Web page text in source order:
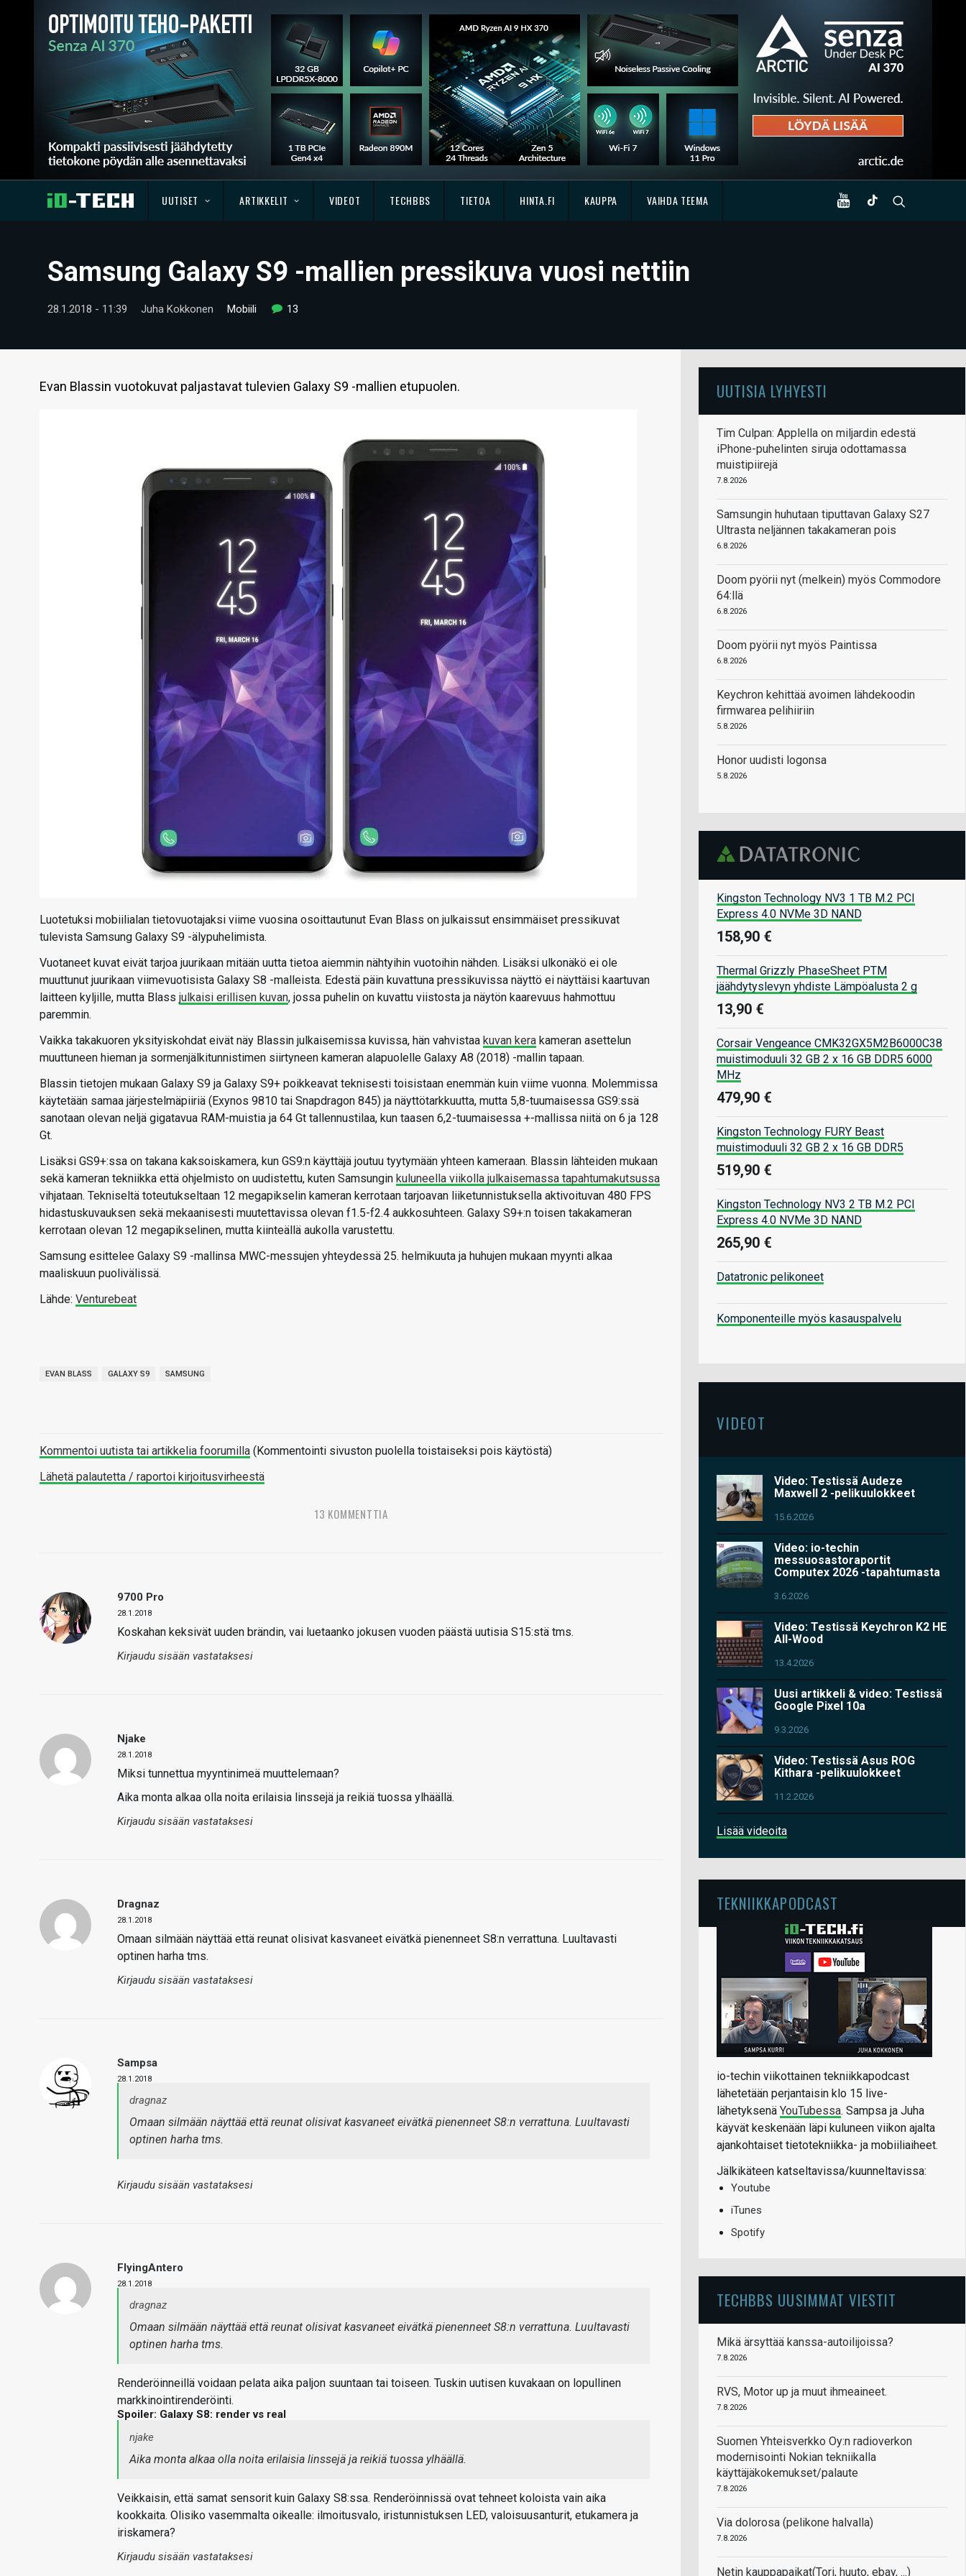
UUTISET ARTIKKELIT VIDEOT TECHBBS TIETOA HINTA.FI KAUPPA VAIHDA TEEMA
Samsung Galaxy S9 -mallien pressikuva vuosi nettiin
28.1.2018 - 11:39 Juha Kokkonen Mobiili 13
Evan Blassin vuotokuvat paljastavat tulevien Galaxy S9 -mallien etupuolen.
Luotetuksi mobiilialan tietovuotajaksi viime vuosina osoittautunut Evan Blass on julkaissut ensimmäiset pressikuvat
tulevista Samsung Galaxy S9 -älypuhelimista.
Vuotaneet kuvat eivät tarjoa juurikaan mitään uutta tietoa aiemmin nähtyihin vuotoihin nähden. Lisäksi ulkonäkö ei ole
muuttunut juurikaan viimevuotisista Galaxy S8 -malleista. Edestä päin kuvattuna pressikuvissa näyttö ei näyttäisi kaartuvan
laitteen kyljille, mutta Blass julkaisi erillisen kuvan, jossa puhelin on kuvattu viistosta ja näytön kaarevuus hahmottuu
paremmin.
Vaikka takakuoren yksityiskohdat eivät näy Blassin julkaisemissa kuvissa, hän vahvistaa kuvan kera kameran asettelun
muuttuneen hieman ja sormenjälkitunnistimen siirtyneen kameran alapuolelle Galaxy A8 (2018) -mallin tapaan.
Blassin tietojen mukaan Galaxy S9 ja Galaxy S9+ poikkeavat teknisesti toisistaan enemmän kuin viime vuonna. Molemmissa
käytetään samaa järjestelmäpiiriä (Exynos 9810 tai Snapdragon 845) ja näyttötarkkuutta, mutta 5,8-tuumaisessa GS9:ssä
sanotaan olevan neljä gigatavua RAM-muistia ja 64 Gt tallennustilaa, kun taasen 6,2-tuumaisessa +-mallissa niitä on 6 ja 128
Gt.
Lisäksi GS9+:ssa on takana kaksoiskamera, kun GS9:n käyttäjä joutuu tyytymään yhteen kameraan. Blassin lähteiden mukaan
sekä kameran tekniikka että ohjelmisto on uudistettu, kuten Samsungin kuluneella viikolla julkaisemassa tapahtumakutsussa
vihjataan. Tekniseltä toteutukseltaan 12 megapikselin kameran kerrotaan tarjoavan liiketunnistuksella aktivoituvan 480 FPS
hidastuskuvauksen sekä mekaanisesti muutettavissa olevan f1.5-f2.4 aukkosuhteen. Galaxy S9+:n toisen takakameran
kerrotaan olevan 12 megapikselinen, mutta kiinteällä aukolla varustettu.
Samsung esittelee Galaxy S9 -mallinsa MWC-messujen yhteydessä 25. helmikuuta ja huhujen mukaan myynti alkaa
maaliskuun puolivälissä.
Lähde: Venturebeat
EVAN BLASS GALAXY S9 SAMSUNG
Kommentoi uutista tai artikkelia foorumilla (Kommentointi sivuston puolella toistaiseksi pois käytöstä)
Lähetä palautetta / raportoi kirjoitusvirheestä
13 KOMMENTTIA
9700 Pro
28.1.2018
Koskahan keksivät uuden brändin, vai luetaanko jokusen vuoden päästä uutisia S15:stä tms.
Kirjaudu sisään vastataksesi
Njake
28.1.2018
Miksi tunnettua myyntinimeä muuttelemaan?
Aika monta alkaa olla noita erilaisia linssejä ja reikiä tuossa ylhäällä.
Kirjaudu sisään vastataksesi
Dragnaz
28.1.2018
Omaan silmään näyttää että reunat olisivat kasvaneet eivätkä pienenneet S8:n verrattuna. Luultavasti
optinen harha tms.
Kirjaudu sisään vastataksesi
Sampsa
28.1.2018
dragnaz
Omaan silmään näyttää että reunat olisivat kasvaneet eivätkä pienenneet S8:n verrattuna. Luultavasti
optinen harha tms.
Kirjaudu sisään vastataksesi
FlyingAntero
28.1.2018
dragnaz
Omaan silmään näyttää että reunat olisivat kasvaneet eivätkä pienenneet S8:n verrattuna. Luultavasti
optinen harha tms.
Renderöinneillä voidaan pelata aika paljon suuntaan tai toiseen. Tuskin uutisen kuvakaan on lopullinen
markkinointirenderöinti.
Spoiler: Galaxy S8: render vs real
njake
Aika monta alkaa olla noita erilaisia linssejä ja reikiä tuossa ylhäällä.
Veikkaisin, että samat sensorit kuin Galaxy S8:ssa. Renderöinnissä ovat tehneet koloista vain aika
kookkaita. Olisiko vasemmalta oikealle: ilmoitusvalo, iristunnistuksen LED, valoisuusanturit, etukamera ja
iriskamera?
Kirjaudu sisään vastataksesi
UUTISIA LYHYESTI
Tim Culpan: Applella on miljardin edestä
iPhone-puhelinten siruja odottamassa
muistipiirejä
7.8.2026
Samsungin huhutaan tiputtavan Galaxy S27
Ultrasta neljännen takakameran pois
6.8.2026
Doom pyörii nyt (melkein) myös Commodore
64:llä
6.8.2026
Doom pyörii nyt myös Paintissa
6.8.2026
Keychron kehittää avoimen lähdekoodin
firmwarea pelihiiriin
5.8.2026
Honor uudisti logonsa
5.8.2026
Kingston Technology NV3 1 TB M.2 PCI
Express 4.0 NVMe 3D NAND
158,90 €
Thermal Grizzly PhaseSheet PTM
jäähdytyslevyn yhdiste Lämpöalusta 2 g
13,90 €
Corsair Vengeance CMK32GX5M2B6000C38
muistimoduuli 32 GB 2 x 16 GB DDR5 6000
MHz
479,90 €
Kingston Technology FURY Beast
muistimoduuli 32 GB 2 x 16 GB DDR5
519,90 €
Kingston Technology NV3 2 TB M.2 PCI
Express 4.0 NVMe 3D NAND
265,90 €
Datatronic pelikoneet
Komponenteille myös kasauspalvelu
VIDEOT
Video: Testissä Audeze
Maxwell 2 -pelikuulokkeet
15.6.2026
Video: io-techin
messuosastoraportit
Computex 2026 -tapahtumasta
3.6.2026
Video: Testissä Keychron K2 HE
All-Wood
13.4.2026
Uusi artikkeli & video: Testissä
Google Pixel 10a
9.3.2026
Video: Testissä Asus ROG
Kithara -pelikuulokkeet
11.2.2026
Lisää videoita
TEKNIIKKAPODCAST
io-techin viikottainen tekniikkapodcast
lähetetään perjantaisin klo 15 live-
lähetyksenä YouTubessa. Sampsa ja Juha
käyvät keskenään läpi kuluneen viikon ajalta
ajankohtaiset tietotekniikka- ja mobiiliaiheet.
Jälkikäteen katseltavissa/kuunneltavissa:
Youtube
iTunes
Spotify
TECHBBS UUSIMMAT VIESTIT
Mikä ärsyttää kanssa-autoilijoissa?
7.8.2026
RVS, Motor up ja muut ihmeaineet.
7.8.2026
Suomen Yhteisverkko Oy:n radioverkon
modernisointi Nokian tekniikalla
käyttäjäkokemukset/palaute
7.8.2026
Via dolorosa (pelikone halvalla)
7.8.2026
Netin kauppapaikat(Tori, huuto, ebay, ...)